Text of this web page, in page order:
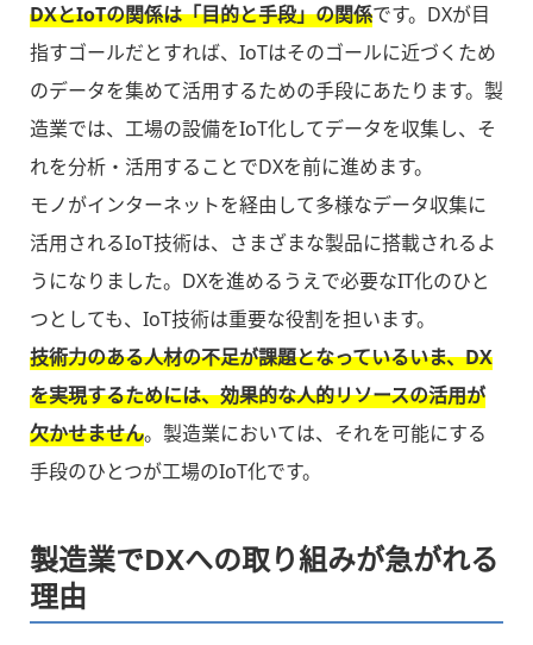
DXとIoTの関係は「目的と手段」の関係です。DXが目
指すゴールだとすれば、IoTはそのゴールに近づくため
のデータを集めて活用するための手段にあたります。製
造業では、工場の設備をIoT化してデータを収集し、そ
れを分析・活用することでDXを前に進めます。
モノがインターネットを経由して多様なデータ収集に
活用されるIoT技術は、さまざまな製品に搭載されるよ
うになりました。DXを進めるうえで必要なIT化のひと
つとしても、IoT技術は重要な役割を担います。
技術力のある人材の不足が課題となっているいま、DX
を実現するためには、効果的な人的リソースの活用が
欠かせません。製造業においては、それを可能にする
手段のひとつが工場のIoT化です。
製造業でDXへの取り組みが急がれる
理由